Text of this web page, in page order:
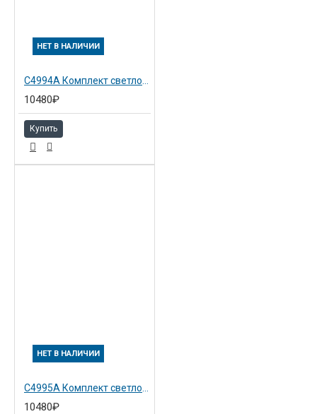
НЕТ В НАЛИЧИИ
10480₽
Купить
НЕТ В НАЛИЧИИ
10480₽